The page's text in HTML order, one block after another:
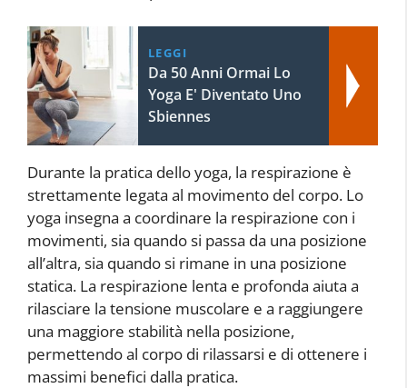
LEGGI
Da 50 Anni Ormai Lo
Yoga E' Diventato Uno
Sbiennes
Durante la pratica dello yoga, la respirazione è
strettamente legata al movimento del corpo. Lo
yoga insegna a coordinare la respirazione con i
movimenti, sia quando si passa da una posizione
all’altra, sia quando si rimane in una posizione
statica. La respirazione lenta e profonda aiuta a
rilasciare la tensione muscolare e a raggiungere
una maggiore stabilità nella posizione,
permettendo al corpo di rilassarsi e di ottenere i
massimi benefici dalla pratica.